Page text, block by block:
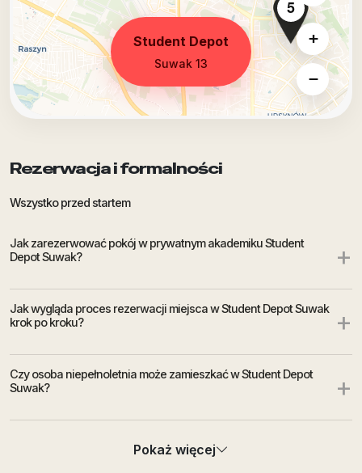
5
+
−
Student Depot
Suwak 13
Rezerwacja i formalności
Wszystko przed startem
Jak zarezerwować pokój w prywatnym akademiku Student
Depot Suwak?
+
Jak wygląda proces rezerwacji miejsca w Student Depot Suwak
krok po kroku?
+
Czy osoba niepełnoletnia może zamieszkać w Student Depot
Suwak?
+
Pokaż więcej